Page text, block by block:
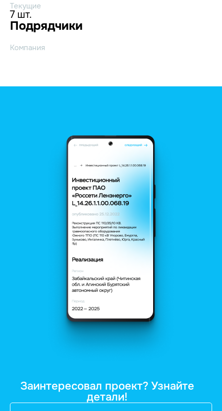
Текущие
7 шт.
Подрядчики
Компания
Заинтересовал проект? Узнайте
детали!